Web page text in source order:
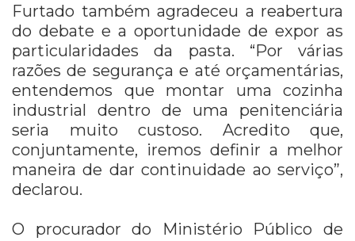
Furtado também agradeceu a reabertura
do debate e a oportunidade de expor as
particularidades da pasta. “Por várias
razões de segurança e até orçamentárias,
entendemos que montar uma cozinha
industrial dentro de uma penitenciária
seria muito custoso. Acredito que,
conjuntamente, iremos definir a melhor
maneira de dar continuidade ao serviço”,
declarou.
O procurador do Ministério Público de